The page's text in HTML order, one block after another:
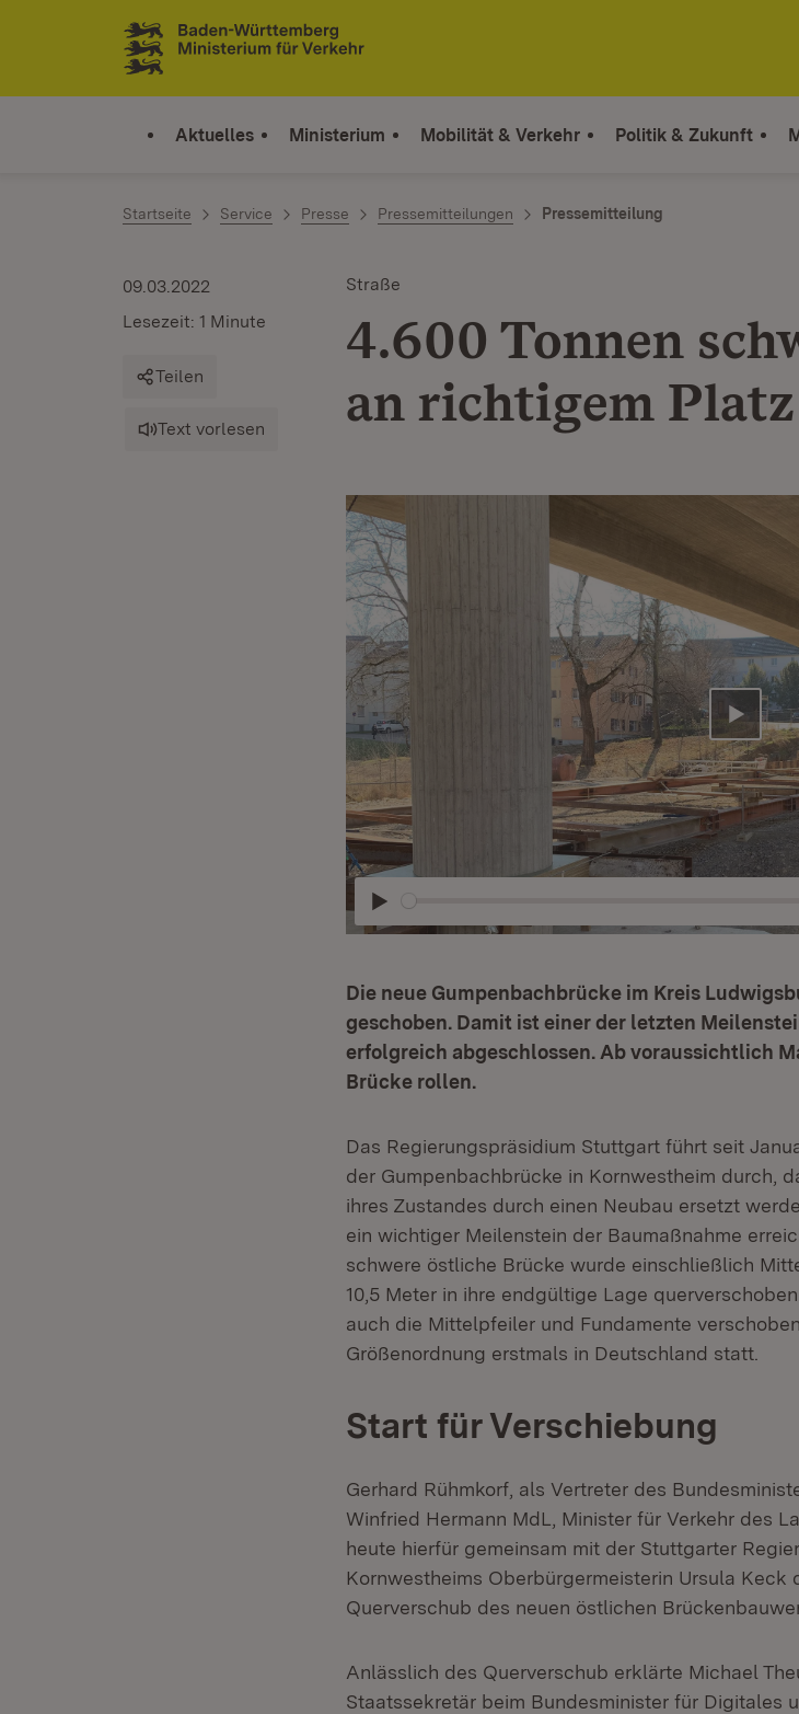
Zum Inhalt springen
Link zur Startseite
Aktuelles Ministerium Mobilität & Verkehr Politik & Zukunft
Startseite Service Presse Pressemitteilungen Pressemitteilung
Straße
4.600 Tonnen
an richtigem Platz
09.03.2022
Lesezeit: 1 Minute
Teilen
Text vorlesen
Abspielen
Die neue Gumpenbachbrücke im Kreis
geschoben. Damit ist einer der letzten
erfolgreich abgeschlossen. Ab voraussichtlich
Brücke rollen.
Das Regierungspräsidium Stuttgart führt seit
der Gumpenbachbrücke in Kornwestheim durch,
ihres Zustandes durch einen Neubau ersetzt
ein wichtiger Meilenstein der Baumaßnahme
schwere östliche Brücke wurde einschließlich
10,5 Meter in ihre endgültige Lage
auch die Mittelpfeiler und Fundamente
Größenordnung erstmals in Deutschland statt.
Start für Verschiebung
Gerhard Rühmkorf, als Vertreter des
Winfried Hermann MdL, Minister für Verkehr des
heute hierfür gemeinsam mit der Stuttgarter
Kornwestheims Oberbürgermeisterin Ursula Keck
Querverschub des neuen östlichen
Anlässlich des Querverschub erklärte Michael
Staatssekretär beim Bundesminister für Digitales